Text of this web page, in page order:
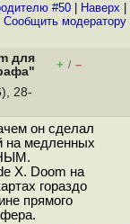
#50 Наверх
Cообщить модератору
для
+ / –
28-
он сделал
на медленных
X. Doom на
гораздо
прямого